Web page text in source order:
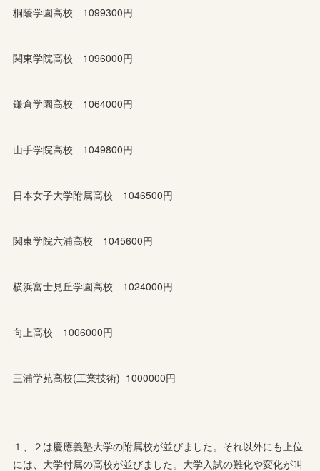
桐蔭学園高校 1099300円
関東学院高校 1096000円
鎌倉学園高校 1064000円
山手学院高校 1049800円
日本女子大学附属高校 1046500円
関東学院六浦高校 1045600円
横浜富士見丘学園高校 1024000円
向上高校 1006000円
三浦学苑高校(工業技術) 1000000円
１、２は慶應義塾大学の附属校が並びました。それ以外にも上位
には、大学付属の高校が並びました。大学入試の難化や変化が叫